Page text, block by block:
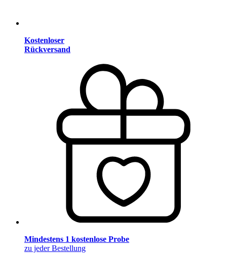
Kostenloser
Rückversand
Mindestens 1 kostenlose Probe
zu jeder Bestellung